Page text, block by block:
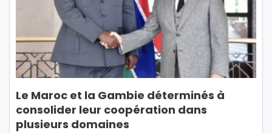
Le Maroc et la Gambie déterminés à
consolider leur coopération dans
plusieurs domaines